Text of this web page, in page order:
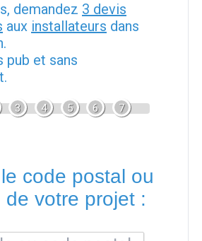
demandez 3 devis
aux installateurs dans
pub et sans
3 4 5 6 7
code postal ou
de votre projet :